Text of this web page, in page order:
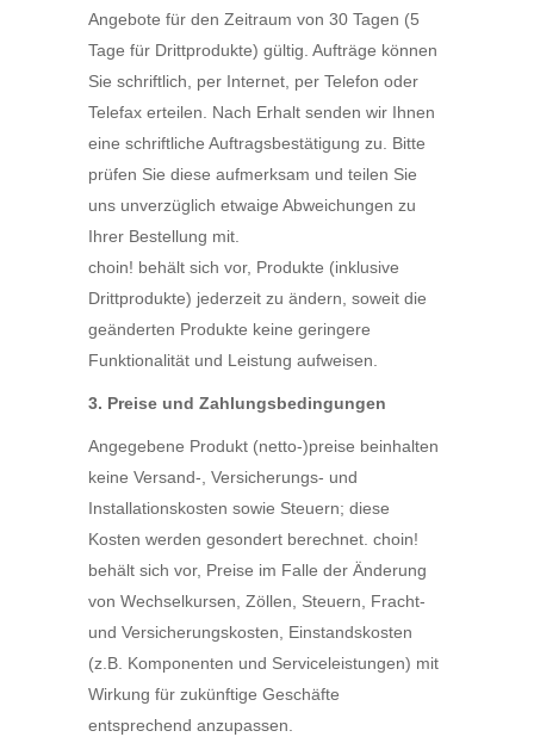
Angebote für den Zeitraum von 30 Tagen (5
Tage für Drittprodukte) gültig. Aufträge können
Sie schriftlich, per Internet, per Telefon oder
Telefax erteilen. Nach Erhalt senden wir Ihnen
eine schriftliche Auftragsbestätigung zu. Bitte
prüfen Sie diese aufmerksam und teilen Sie
uns unverzüglich etwaige Abweichungen zu
Ihrer Bestellung mit.
choin! behält sich vor, Produkte (inklusive
Drittprodukte) jederzeit zu ändern, soweit die
geänderten Produkte keine geringere
Funktionalität und Leistung aufweisen.
3. Preise und Zahlungsbedingungen
Angegebene Produkt (netto-)preise beinhalten
keine Versand-, Versicherungs- und
Installationskosten sowie Steuern; diese
Kosten werden gesondert berechnet. choin!
behält sich vor, Preise im Falle der Änderung
von Wechselkursen, Zöllen, Steuern, Fracht-
und Versicherungskosten, Einstandskosten
(z.B. Komponenten und Serviceleistungen) mit
Wirkung für zukünftige Geschäfte
entsprechend anzupassen.